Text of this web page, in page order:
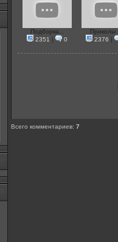
Подборка...
2351 | 0
Приколы
2376 |
Всего комментариев: 7